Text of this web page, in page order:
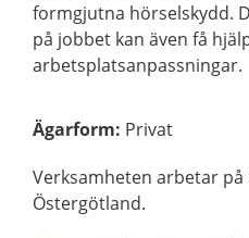
formgjutna hörselskydd.
på jobbet kan även få
arbetsplatsanpassningar.
Ägarform: Privat
Verksamheten arbetar på
Östergötland.